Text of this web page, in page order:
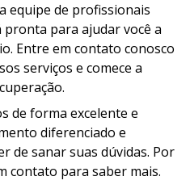
equipe de profissionais
para ajudar você a
Entre em contato conosco
serviços e comece a
de forma excelente e
diferenciado e
de sanar suas dúvidas. Por
contato para saber mais.